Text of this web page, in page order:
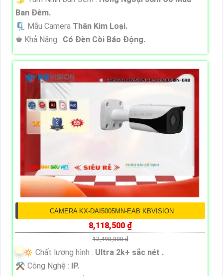
Ban Đêm.
🗜️ Mẫu Camera Thân Kim Loại.
️♚ Khả Năng : Có Đèn Còi Báo Động.
CAMERA KX-DAI5005MN-EAB KBVISION
8,118,500 ₫
12,490,000 ₫
🔅 Chất lượng hình : Ultra 2k+ sắc nét .
⚒ Công Nghệ :
IP.